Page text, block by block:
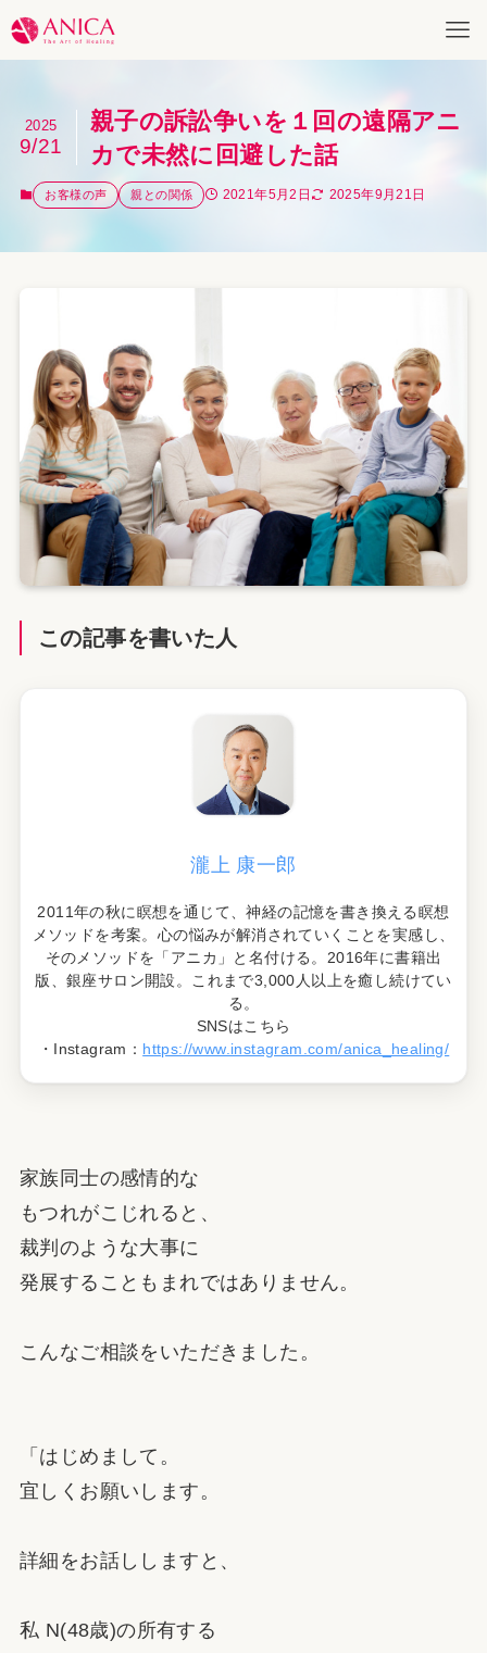
親子の訴訟争いを１回の遠隔アニ
カで未然に回避した話
2025
9/21
お客様の声 親との関係 2021年5月2日 2025年9月21日
この記事を書いた人
瀧上 康一郎
2011年の秋に瞑想を通じて、神経の記憶を書き換える瞑想
メソッドを考案。心の悩みが解消されていくことを実感し、
そのメソッドを「アニカ」と名付ける。2016年に書籍出
版、銀座サロン開設。これまで3,000人以上を癒し続けてい
る。
SNSはこちら
・Instagram： https://www.instagram.com/anica_healing/
家族同士の感情的な
もつれがこじれると、
裁判のような大事に
発展することもまれではありません。
こんなご相談をいただきました。
「はじめまして。
宜しくお願いします。
詳細をお話ししますと、
私 N(48歳)の所有する